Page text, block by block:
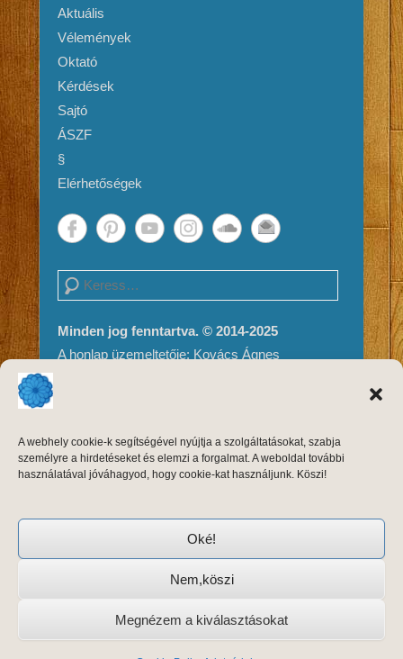
A webhely cookie-k segítségével nyújtja a szolgáltatásokat, szabja
személyre a hirdetéseket és elemzi a forgalmat. A weboldal további
használatával jóváhagyod, hogy cookie-kat használjunk. Köszi!
Oké!
Nem,köszi
Megnézem a kiválasztásokat
Aktuális
Vélemények
Oktató
Kérdések
Sajtó
ÁSZF
§
Elérhetőségek
Search
Minden jog fenntartva. © 2014-2025
A honlap üzemeltetője: Kovács Ágnes
jogvédelem alatt áll, másolni, módosítani
kizárólag a szerző, Kovács Ágnes írásos
Keleti Tánctréning